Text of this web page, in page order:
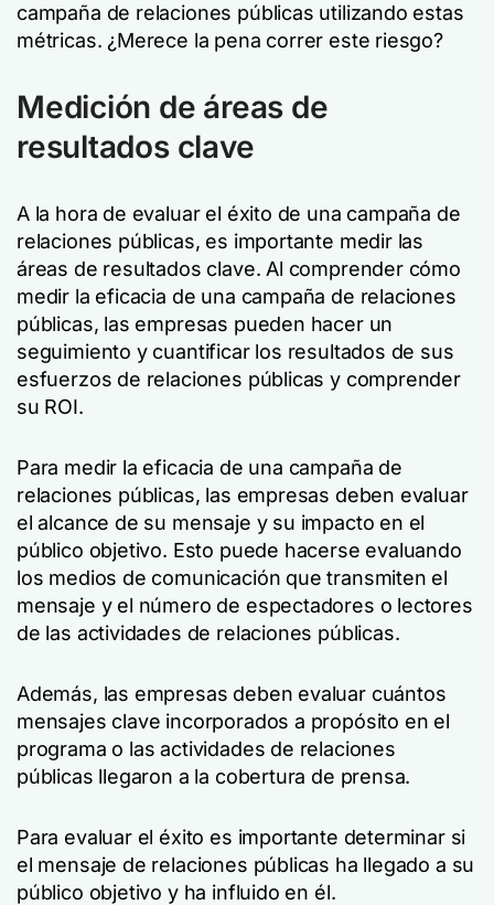
campaña de relaciones públicas utilizando estas
métricas. ¿Merece la pena correr este riesgo?
Medición de áreas de
resultados clave
A la hora de evaluar el éxito de una campaña de
relaciones públicas, es importante medir las
áreas de resultados clave. Al comprender cómo
medir la eficacia de una campaña de relaciones
públicas, las empresas pueden hacer un
seguimiento y cuantificar los resultados de sus
esfuerzos de relaciones públicas y comprender
su ROI.
Para medir la eficacia de una campaña de
relaciones públicas, las empresas deben evaluar
el alcance de su mensaje y su impacto en el
público objetivo. Esto puede hacerse evaluando
los medios de comunicación que transmiten el
mensaje y el número de espectadores o lectores
de las actividades de relaciones públicas.
Además, las empresas deben evaluar cuántos
mensajes clave incorporados a propósito en el
programa o las actividades de relaciones
públicas llegaron a la cobertura de prensa.
Para evaluar el éxito es importante determinar si
el mensaje de relaciones públicas ha llegado a su
público objetivo y ha influido en él.